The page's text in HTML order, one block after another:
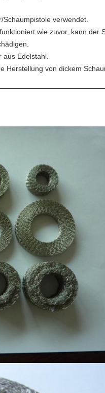
verwendet.
wie zuvor, kann der
aus Edelstahl.
Herstellung von dickem